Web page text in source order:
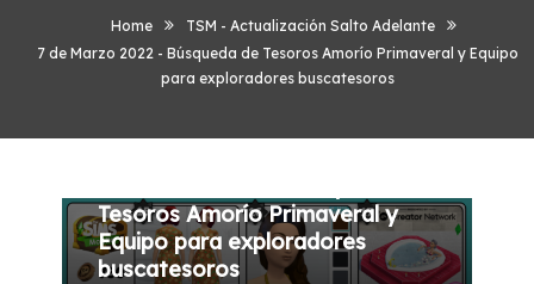
Home
TSM - Actualización Salto Adelante
7 de Marzo 2022 - Búsqueda de Tesoros Amorío Primaveral y Equipo
para exploradores buscatesoros
Tesoros Amorío Primaveral y
Equipo para exploradores
buscatesoros